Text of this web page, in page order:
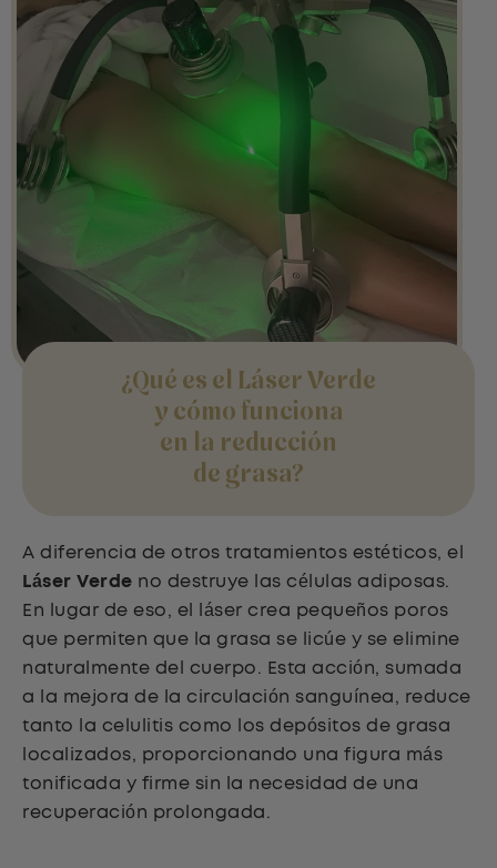
¿Qué es el Láser Verde
y cómo funciona
en la reducción
de grasa?
A diferencia de otros tratamientos estéticos, el
Láser Verde no destruye las células adiposas.
En lugar de eso, el láser crea pequeños poros
que permiten que la grasa se licúe y se elimine
naturalmente del cuerpo. Esta acción, sumada
a la mejora de la circulación sanguínea, reduce
tanto la celulitis como los depósitos de grasa
localizados, proporcionando una figura más
tonificada y firme sin la necesidad de una
recuperación prolongada.